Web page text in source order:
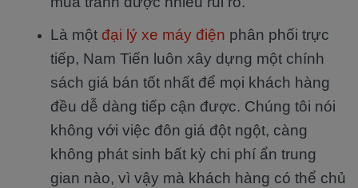
Là một đại lý xe máy điện phân phối trực
tiếp, Nam Tiến luôn xây dựng một chính
sách giá bán tốt nhất để mọi khách hàng
đều dễ dàng tiếp cận được. Chúng tôi nói
không với việc đôn giá đột ngột, càng
không phát sinh bất kỳ chi phí ẩn trung
gian nào, vì vậy mà khách hàng có thể chủ